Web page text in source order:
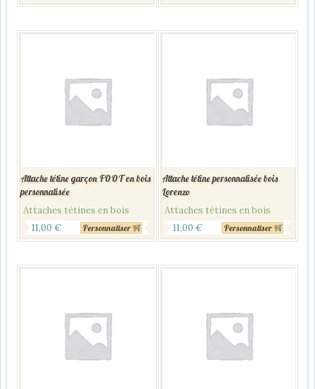
Attache tétine garçon FOOT en bois
personnalisée
Attaches tétines en bois
11,00 € Personnaliser
Attache tétine personnalisée bois
Lorenzo
Attaches tétines en bois
11,00 € Personnaliser